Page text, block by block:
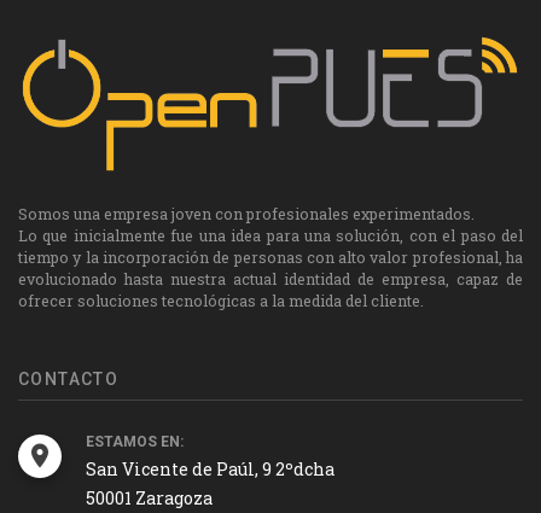
Somos una empresa joven con profesionales experimentados.
Lo que inicialmente fue una idea para una solución, con el paso del
tiempo y la incorporación de personas con alto valor profesional, ha
evolucionado hasta nuestra actual identidad de empresa, capaz de
ofrecer soluciones tecnológicas a la medida del cliente.
CONTACTO
ESTAMOS EN:
San Vicente de Paúl, 9 2ºdcha
50001 Zaragoza